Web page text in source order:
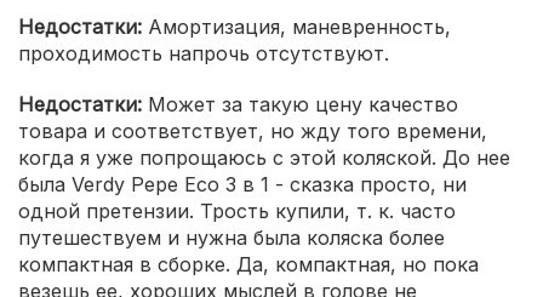
Недостатки: Амортизация, маневренность,
проходимость напрочь отсутствуют.
Недостатки: Может за такую цену качество
товара и соответствует, но жду того времени,
когда я уже попрощаюсь с этой коляской. До нее
была Verdy Pepe Eco 3 в 1 - сказка просто, ни
одной претензии. Трость купили, т. к. часто
путешествуем и нужна была коляска более
компактная в сборке. Да, компактная, но пока
везешь ее, хороших мыслей в голове не